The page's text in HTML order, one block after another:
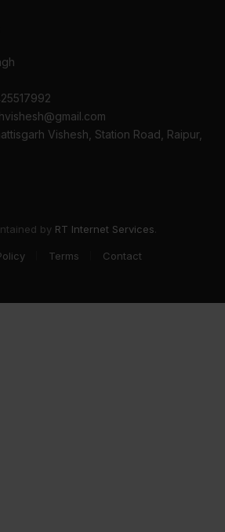
Vishesh, Station Road, Raipur,
by RT Internet Services
Terms Contact